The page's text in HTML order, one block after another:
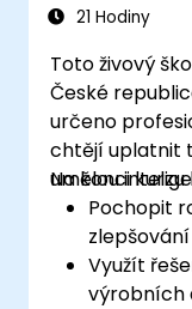
21 Hodiny
Toto živový
České
určeno
chtějí uplatnit
umělou
Na konci
Pochopit
Využít
výrobních